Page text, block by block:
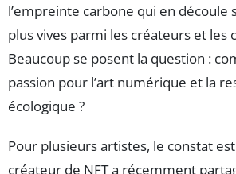
l’empreinte carbone qui en découle
plus vives parmi les créateurs et les
Beaucoup se posent la question :
passion pour l’art numérique et la
écologique ?
Pour plusieurs artistes, le constat
créateur de NFT a récemment